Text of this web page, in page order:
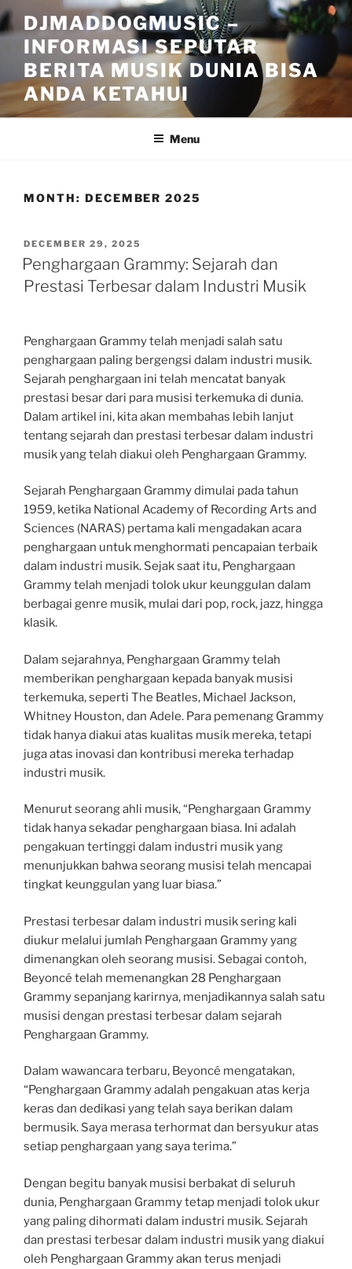
Skip
to
content
DJMADDOGMUSIC –
INFORMASI SEPUTAR
BERITA MUSIK DUNIA BISA
ANDA KETAHUI
Menu
MONTH: DECEMBER 2025
POSTED
ON
DECEMBER 29, 2025
Penghargaan Grammy: Sejarah dan
Prestasi Terbesar dalam Industri Musik
Penghargaan Grammy telah menjadi salah satu
penghargaan paling bergengsi dalam industri musik.
Sejarah penghargaan ini telah mencatat banyak
prestasi besar dari para musisi terkemuka di dunia.
Dalam artikel ini, kita akan membahas lebih lanjut
tentang sejarah dan prestasi terbesar dalam industri
musik yang telah diakui oleh Penghargaan Grammy.
Sejarah Penghargaan Grammy dimulai pada tahun
1959, ketika National Academy of Recording Arts and
Sciences (NARAS) pertama kali mengadakan acara
penghargaan untuk menghormati pencapaian terbaik
dalam industri musik. Sejak saat itu, Penghargaan
Grammy telah menjadi tolok ukur keunggulan dalam
berbagai genre musik, mulai dari pop, rock, jazz, hingga
klasik.
Dalam sejarahnya, Penghargaan Grammy telah
memberikan penghargaan kepada banyak musisi
terkemuka, seperti The Beatles, Michael Jackson,
Whitney Houston, dan Adele. Para pemenang Grammy
tidak hanya diakui atas kualitas musik mereka, tetapi
juga atas inovasi dan kontribusi mereka terhadap
industri musik.
Menurut seorang ahli musik, “Penghargaan Grammy
tidak hanya sekadar penghargaan biasa. Ini adalah
pengakuan tertinggi dalam industri musik yang
menunjukkan bahwa seorang musisi telah mencapai
tingkat keunggulan yang luar biasa.”
Prestasi terbesar dalam industri musik sering kali
diukur melalui jumlah Penghargaan Grammy yang
dimenangkan oleh seorang musisi. Sebagai contoh,
Beyoncé telah memenangkan 28 Penghargaan
Grammy sepanjang karirnya, menjadikannya salah satu
musisi dengan prestasi terbesar dalam sejarah
Penghargaan Grammy.
Dalam wawancara terbaru, Beyoncé mengatakan,
“Penghargaan Grammy adalah pengakuan atas kerja
keras dan dedikasi yang telah saya berikan dalam
bermusik. Saya merasa terhormat dan bersyukur atas
setiap penghargaan yang saya terima.”
Dengan begitu banyak musisi berbakat di seluruh
dunia, Penghargaan Grammy tetap menjadi tolok ukur
yang paling dihormati dalam industri musik. Sejarah
dan prestasi terbesar dalam industri musik yang diakui
oleh Penghargaan Grammy akan terus menjadi